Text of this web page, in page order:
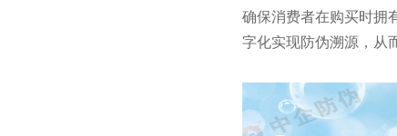
确保消费者在购买时拥
字化实现防伪溯源，从